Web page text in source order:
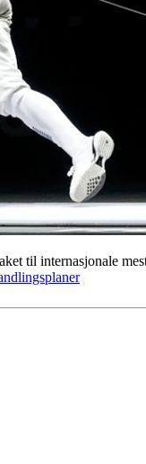
til internasjonale